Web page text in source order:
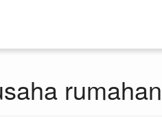
rumahan